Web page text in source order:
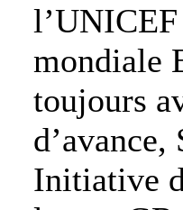
mondiale
toujours
d’avance,
Initiative